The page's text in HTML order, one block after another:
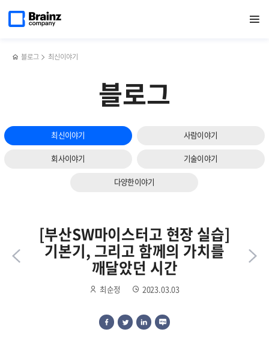
열기
페이지로
블로그 최신이야기
블로그
최신이야기 사람이야기
회사이야기 기술이야기
다양한이야기
ABC뉴스]
구글
[부산SW마이스터고 현장 실습]
기본기, 그리고 함께의 가치를
깨달았던 시간
최순정 2023.03.03
장기근속자
인터뷰]
다음
슬라이드